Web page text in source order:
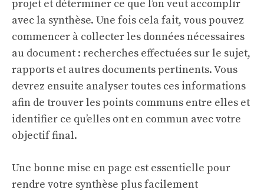
projet et déterminer ce que l’on veut accomplir
avec la synthèse. Une fois cela fait, vous pouvez
commencer à collecter les données nécessaires
au document : recherches effectuées sur le sujet,
rapports et autres documents pertinents. Vous
devrez ensuite analyser toutes ces informations
afin de trouver les points communs entre elles et
identifier ce qu’elles ont en commun avec votre
objectif final.
Une bonne mise en page est essentielle pour
rendre votre synthèse plus facilement